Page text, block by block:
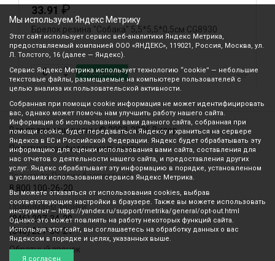
33.91 ₽
Брелок резина "Собака" 5,5*5,5*0,5см CG8930
В корзину
Все права защищены © 2003-2026 Вилор
Политика конфиденциальности
Звонок по России бесплатный
8 800 100-26-20
Принимаем звонки
(846) 207-34-20
(846) 207-34-21
Обратный звонок
Мы используем Яндекс Метрику
Этот сайт использует сервис веб-аналитики Яндекс Метрика,
предоставляемый компанией ООО «ЯНДЕКС», 119021, Россия, Москва, ул.
Л. Толстого, 16 (далее — Яндекс).
Сервис Яндекс Метрика использует технологию “cookie” — небольшие
текстовые файлы, размещаемые на компьютере пользователей с
целью анализа их пользовательской активности.
Собранная при помощи cookie информация не может идентифицировать
вас, однако может помочь нам улучшить работу нашего сайта.
Информация об использовании вами данного сайта, собранная при
помощи cookie, будет передаваться Яндексу и храниться на сервере
Яндекса в ЕС и Российской Федерации. Яндекс будет обрабатывать эту
информацию для оценки использования вами сайта, составления для
нас отчетов о деятельности нашего сайта, и предоставления других
услуг. Яндекс обрабатывает эту информацию в порядке, установленном
в условиях использования сервиса Яндекс Метрика.
Вы можете отказаться от использования cookies, выбрав
соответствующие настройки в браузере. Также вы можете использовать
инструмент — https://yandex.ru/support/metrika/general/opt-out.html
Однако это может повлиять на работу некоторых функций сайта.
Используя этот сайт, вы соглашаетесь на обработку данных о вас
Яндексом в порядке и целях, указанных выше.
Я согласен